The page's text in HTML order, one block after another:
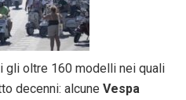
oltre 160 modelli nei quali
decenni: alcune Vespa